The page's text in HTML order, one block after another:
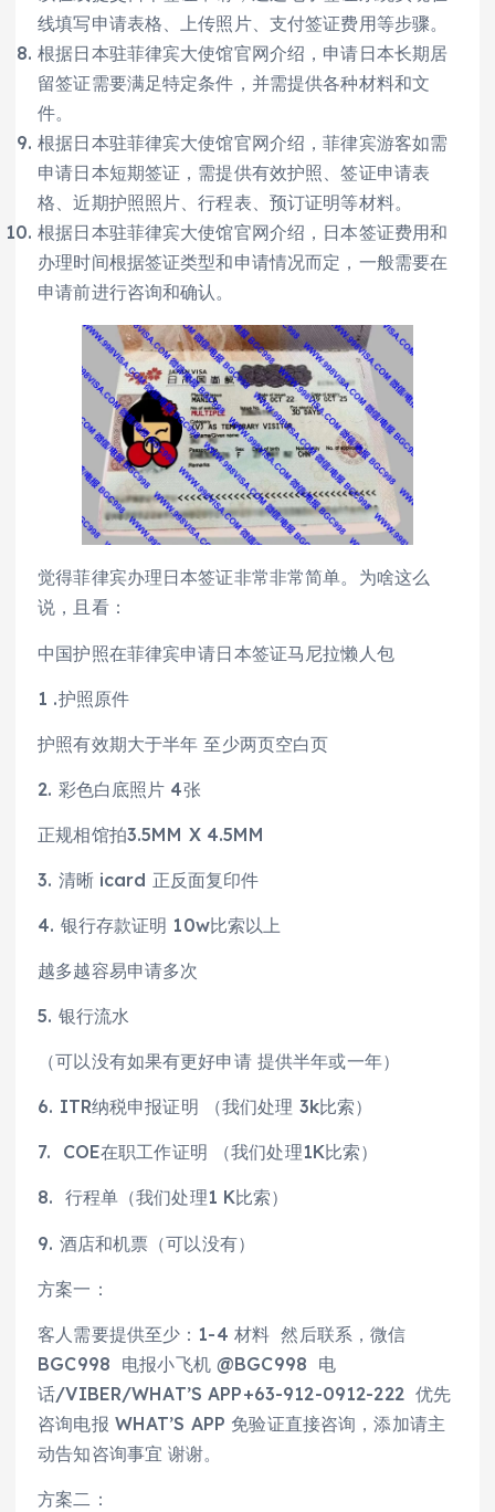
线填写申请表格、上传照片、支付签证费用等步骤。
根据日本驻菲律宾大使馆官网介绍，申请日本长期居
留签证需要满足特定条件，并需提供各种材料和文
件。
根据日本驻菲律宾大使馆官网介绍，菲律宾游客如需
申请日本短期签证，需提供有效护照、签证申请表
格、近期护照照片、行程表、预订证明等材料。
根据日本驻菲律宾大使馆官网介绍，日本签证费用和
办理时间根据签证类型和申请情况而定，一般需要在
申请前进行咨询和确认。
觉得菲律宾办理日本签证非常非常简单。为啥这么
说，且看：
中国护照在菲律宾申请日本签证马尼拉懒人包
1 .护照原件
护照有效期大于半年 至少两页空白页
2. 彩色白底照片 4张
正规相馆拍3.5MM X 4.5MM
3. 清晰 icard 正反面复印件
4. 银行存款证明 10w比索以上
越多越容易申请多次
5. 银行流水
（可以没有如果有更好申请 提供半年或一年）
6. ITR纳税申报证明 （我们处理 3k比索）
7. COE在职工作证明 （我们处理1K比索）
8. 行程单（我们处理1 K比索）
9. 酒店和机票（可以没有）
方案一：
客人需要提供至少：1-4 材料 然后联系，微信
BGC998 电报小飞机 @BGC998 电
话/VIBER/WHAT’S APP+63-912-0912-222 优先
咨询电报 WHAT’S APP 免验证直接咨询，添加请主
动告知咨询事宜 谢谢。
方案二：